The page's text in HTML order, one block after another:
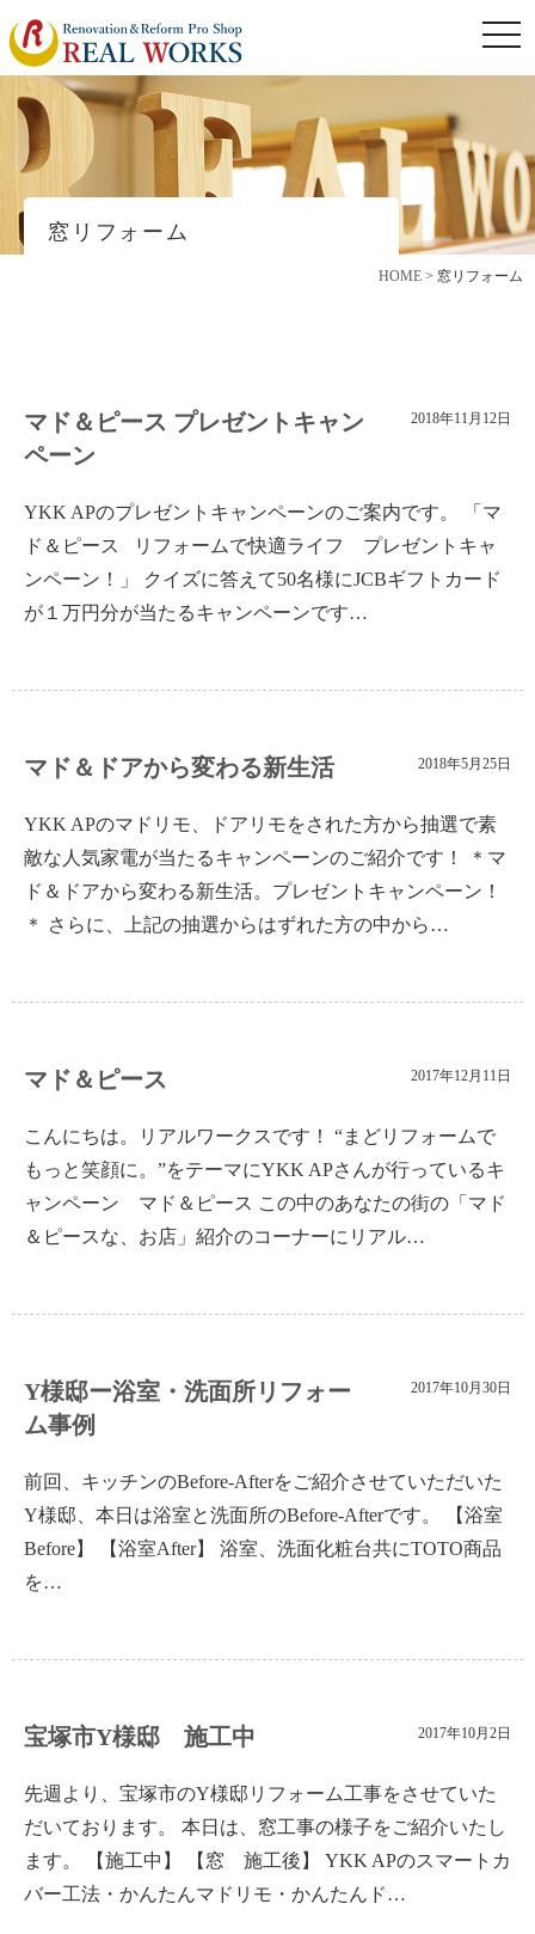
窓リフォーム
HOME > 窓リフォーム
マド＆ピース プレゼントキャン
ペーン
2018年11月12日
YKK APのプレゼントキャンペーンのご案内です。 「マ
ド＆ピース リフォームで快適ライフ プレゼントキャ
ンペーン！」 クイズに答えて50名様にJCBギフトカード
が１万円分が当たるキャンペーンです…
マド＆ドアから変わる新生活 2018年5月25日
YKK APのマドリモ、ドアリモをされた方から抽選で素
敵な人気家電が当たるキャンペーンのご紹介です！ ＊マ
ド＆ドアから変わる新生活。プレゼントキャンペーン！
＊ さらに、上記の抽選からはずれた方の中から…
マド＆ピース 2017年12月11日
こんにちは。リアルワークスです！ “まどリフォームで
もっと笑顔に。”をテーマにYKK APさんが行っているキ
ャンペーン マド＆ピース この中のあなたの街の「マド
＆ピースな、お店」紹介のコーナーにリアル…
Y様邸ー浴室・洗面所リフォー
ム事例
2017年10月30日
前回、キッチンのBefore-Afterをご紹介させていただいた
Y様邸、本日は浴室と洗面所のBefore-Afterです。 【浴室
Before】 【浴室After】 浴室、洗面化粧台共にTOTO商品
を…
宝塚市Y様邸 施工中 2017年10月2日
先週より、宝塚市のY様邸リフォーム工事をさせていた
だいております。 本日は、窓工事の様子をご紹介いたし
ます。 【施工中】 【窓 施工後】 YKK APのスマートカ
バー工法・かんたんマドリモ・かんたんド…